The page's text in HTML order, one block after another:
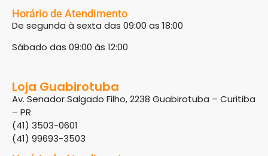
Horário de Atendimento
De segunda à sexta das 09:00 as 18:00
Sábado das 09:00 às 12:00
Loja Guabirotuba
Av. Senador Salgado Filho, 2238 Guabirotuba – Curitiba
– PR
(41) 3503-0601
(41) 99693-3503